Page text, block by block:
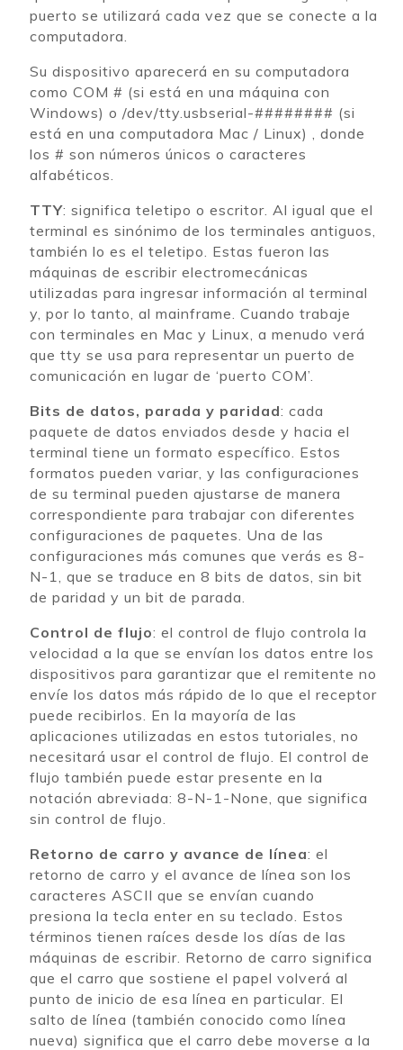
puerto se utilizará cada vez que se conecte a la
computadora.
Su dispositivo aparecerá en su computadora
como COM # (si está en una máquina con
Windows) o /dev/tty.usbserial-######## (si
está en una computadora Mac / Linux) , donde
los # son números únicos o caracteres
alfabéticos.
TTY: significa teletipo o escritor. Al igual que el
terminal es sinónimo de los terminales antiguos,
también lo es el teletipo. Estas fueron las
máquinas de escribir electromecánicas
utilizadas para ingresar información al terminal
y, por lo tanto, al mainframe. Cuando trabaje
con terminales en Mac y Linux, a menudo verá
que tty se usa para representar un puerto de
comunicación en lugar de ‘puerto COM’.
Bits de datos, parada y paridad: cada
paquete de datos enviados desde y hacia el
terminal tiene un formato específico. Estos
formatos pueden variar, y las configuraciones
de su terminal pueden ajustarse de manera
correspondiente para trabajar con diferentes
configuraciones de paquetes. Una de las
configuraciones más comunes que verás es 8-
N-1, que se traduce en 8 bits de datos, sin bit
de paridad y un bit de parada.
Control de flujo: el control de flujo controla la
velocidad a la que se envían los datos entre los
dispositivos para garantizar que el remitente no
envíe los datos más rápido de lo que el receptor
puede recibirlos. En la mayoría de las
aplicaciones utilizadas en estos tutoriales, no
necesitará usar el control de flujo. El control de
flujo también puede estar presente en la
notación abreviada: 8-N-1-None, que significa
sin control de flujo.
Retorno de carro y avance de línea: el
retorno de carro y el avance de línea son los
caracteres ASCII que se envían cuando
presiona la tecla enter en su teclado. Estos
términos tienen raíces desde los días de las
máquinas de escribir. Retorno de carro significa
que el carro que sostiene el papel volverá al
punto de inicio de esa línea en particular. El
salto de línea (también conocido como línea
nueva) significa que el carro debe moverse a la